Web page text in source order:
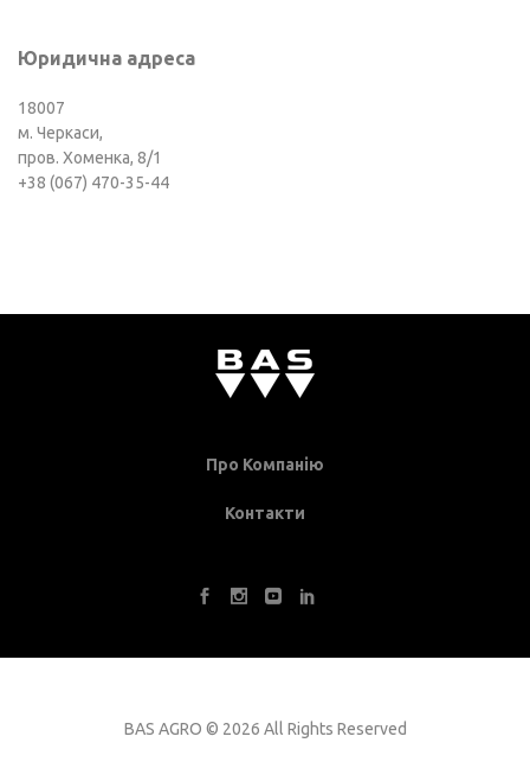
Юридична адреса
18007
м. Черкаси,
пров. Хоменка, 8/1
+38 (067) 470-35-44
Про Компанію
Контакти
BAS AGRO © 2026 All Rights Reserved